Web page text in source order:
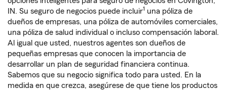
IN. Su seguro de negocios puede incluir1 una póliza de
dueños de empresas, una póliza de automóviles comerciales,
una póliza de salud individual o incluso compensación laboral.
Al igual que usted, nuestros agentes son dueños de
pequeñas empresas que conocen la importancia de
desarrollar un plan de seguridad financiera continua.
Sabemos que su negocio significa todo para usted. En la
medida en que crezca, asegúrese de que tiene los productos